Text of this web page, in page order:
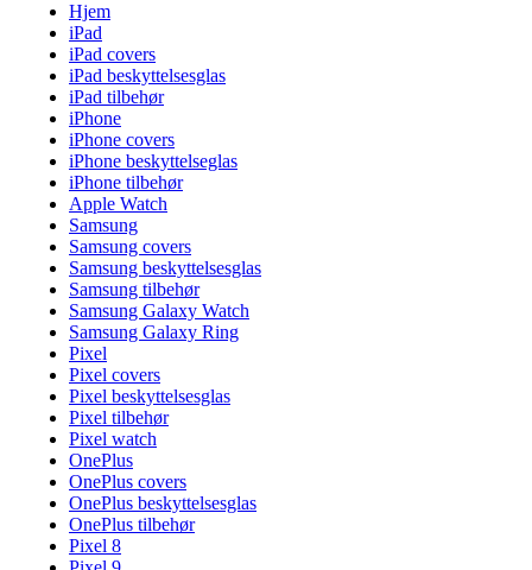
Hjem
iPad
iPad covers
iPad beskyttelsesglas
iPad tilbehør
iPhone
iPhone covers
iPhone beskyttelseglas
iPhone tilbehør
Apple Watch
Samsung
Samsung covers
Samsung beskyttelsesglas
Samsung tilbehør
Samsung Galaxy Watch
Samsung Galaxy Ring
Pixel
Pixel covers
Pixel beskyttelsesglas
Pixel tilbehør
Pixel watch
OnePlus
OnePlus covers
OnePlus beskyttelsesglas
OnePlus tilbehør
Pixel 8